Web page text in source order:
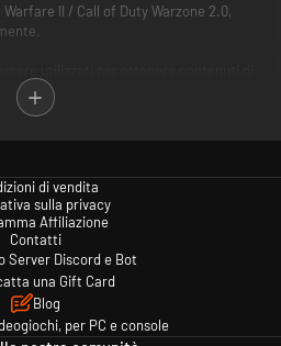
II / Call of Duty Warzone 2.0,
che li supportano*. Gli altri titoli sono
funzionalità nei singoli giochi. I PC
of Duty dopo la pubblicazione di Call of
Duty: Warzone 2.0 e la registrazione dei
CALL OF DUTY, MODERN
di vendita
sulla privacy
Affiliazione
Contatti
Server Discord e Bot
una Gift Card
Blog
per PC e console